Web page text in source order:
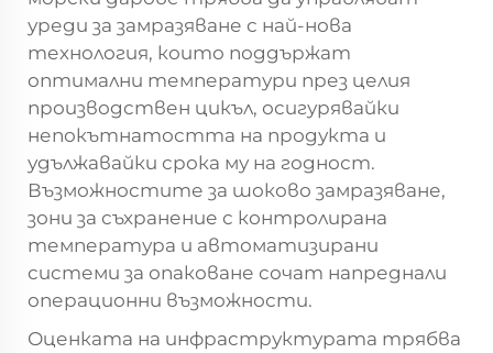
уреди за замразяване с най-нова
технология, които поддържат
оптимални температури през целия
производствен цикъл, осигурявайки
непокътнатостта на продукта и
удължавайки срока му на годност.
Възможностите за шоково замразяване,
зони за съхранение с контролирана
температура и автоматизирани
системи за опаковане сочат напреднали
операционни възможности.
Оценката на инфраструктурата трябва